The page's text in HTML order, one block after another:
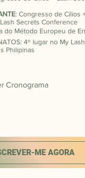
Cronograma
: Congresso de Cílios
Lash Secrets Conference
do Método Europeu de
4º lugar no My
Philipinas
ME AGORA